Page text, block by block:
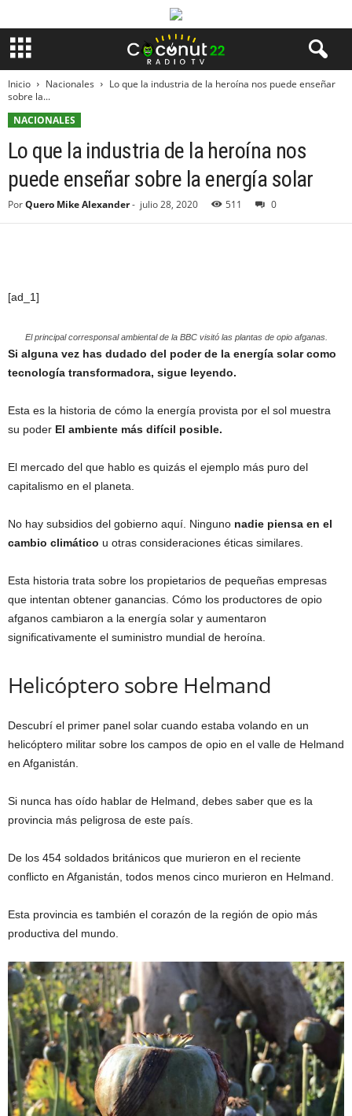
Inicio Nacionales
Lo que la industria de la heroína nos puede enseñar
sobre la...
NACIONALES
Lo que la industria de la heroína nos
puede enseñar sobre la energía solar
PorQuero Mike Alexander- julio 28, 2020 511 0
[ad_1]
El principal corresponsal ambiental de la BBC visitó las plantas de opio afganas.
Si alguna vez has dudado del poder de la energía solar como
tecnología transformadora, sigue leyendo.
Esta es la historia de cómo la energía provista por el sol muestra
su poder El ambiente más difícil posible.
El mercado del que hablo es quizás el ejemplo más puro del
capitalismo en el planeta.
No hay subsidios del gobierno aquí. Ninguno nadie piensa en el
cambio climático u otras consideraciones éticas similares.
Esta historia trata sobre los propietarios de pequeñas empresas
que intentan obtener ganancias. Cómo los productores de opio
afganos cambiaron a la energía solar y aumentaron
significativamente el suministro mundial de heroína.
Helicóptero sobre Helmand
Descubrí el primer panel solar cuando estaba volando en un
helicóptero militar sobre los campos de opio en el valle de Helmand
en Afganistán.
Si nunca has oído hablar de Helmand, debes saber que es la
provincia más peligrosa de este país.
De los 454 soldados británicos que murieron en el reciente
conflicto en Afganistán, todos menos cinco murieron en Helmand.
Esta provincia es también el corazón de la región de opio más
productiva del mundo.